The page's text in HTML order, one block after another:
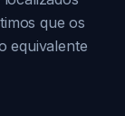
que os
equivalente